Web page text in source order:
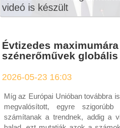
videó is készült
Évtizedes
szénerőművek
2026-05-23 16:03
Míg az Európai Unióban továbbra
megvalósított, egyre szigorúbb
számítanak a trendnek, addig a